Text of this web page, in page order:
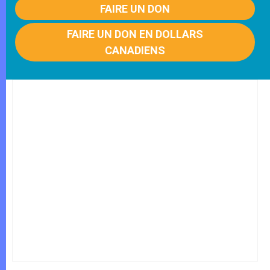
FAIRE UN DON
FAIRE UN DON EN DOLLARS
CANADIENS